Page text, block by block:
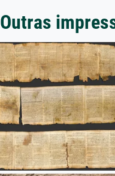
Outras